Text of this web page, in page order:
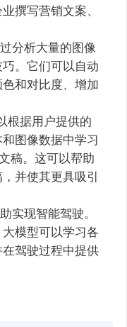
撰写营销文案、
分析大量的图像
。它们可以自动
和对比度、增加
根据用户提供的
图像数据中学习
稿。这可以帮助
并使其更具吸引
实现智能驾驶。
模型可以学习各
驾驶过程中提供